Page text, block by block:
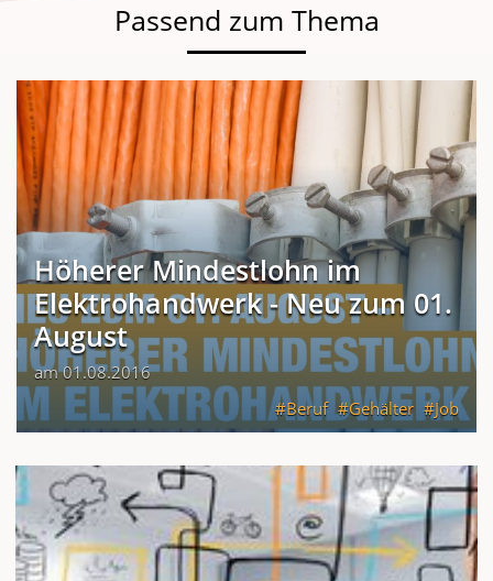
Passend zum Thema
Höherer Mindestlohn im
Elektrohandwerk - Neu zum 01.
August
am 01.08.2016
Beruf
Gehälter Job